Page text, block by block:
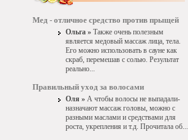
Мед - отличное средство против прыщей
Ольга » Также очень полезным
является медовый массаж лица, тела.
Его можно использовать в сауне как
скраб, перемешав с солью. Результат
реально...
Правильный уход за волосами
Оля » А чтобы волосы не выпадали-
назначают массаж головы, можно с
разными маслами и средствами для
роста, укрепления и т.д. Прочитала об...